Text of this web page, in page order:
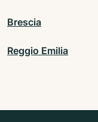
Brescia
Reggio Emilia